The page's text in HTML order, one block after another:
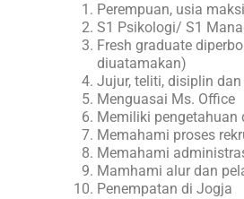
Perempuan, usia
S1 Psikologi/ S1
Fresh graduate
diuatamakan)
Jujur, teliti, disiplin
Menguasai Ms. Office
Memiliki pengetahuan
Memahami proses
Memahami
Mamhami alur dan
Penempatan di Jogja